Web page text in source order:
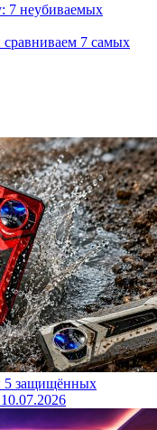
7 неубиваемых
сравниваем 7 самых
5 защищённых
10.07.2026